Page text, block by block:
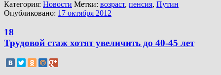
Категория: Новости Метки: возраст, пенсия, Путин
Опубликовано: 17 октября 2012
18
Трудовой стаж хотят увеличить до 40-45 лет